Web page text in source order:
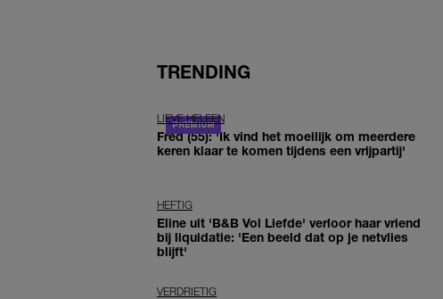
TRENDING
LIEVE HELEEN
Fred (55): 'Ik vind het moeilijk om meerdere
keren klaar te komen tijdens een vrijpartij'
HEFTIG
Eline uit 'B&B Vol Liefde' verloor haar vriend
bij liquidatie: 'Een beeld dat op je netvlies
blijft'
VERDRIETIG